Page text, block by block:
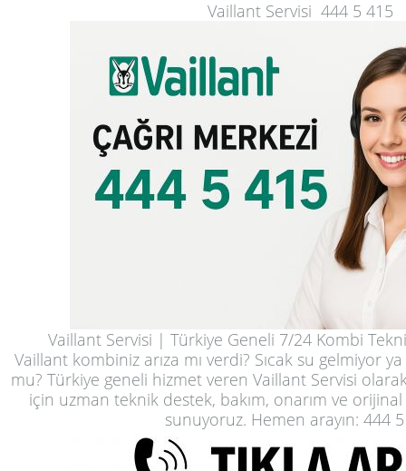
Vaillant Servisi 444 5 415
Vaillant Servisi | Türkiye Geneli 7/24 Kombi
Vaillant kombiniz arıza mı verdi? Sıcak su gelmiyor
mu? Türkiye geneli hizmet veren Vaillant Servisi
için uzman teknik destek, bakım, onarım ve
sunuyoruz. Hemen arayın: 444